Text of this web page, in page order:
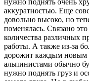
аккуратностью. Еще
довольно высоко, но
поменялась. Связано
количества различных
работы. А также из-за
дорожит каждым новым
альпинистами обычно
нужно поднять груз и